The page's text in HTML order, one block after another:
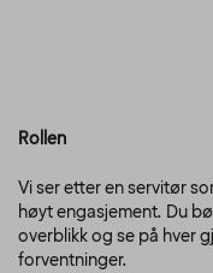
Rollen
Vi ser etter en servitør
høyt engasjement. Du
overblikk og se på hver
forventninger.